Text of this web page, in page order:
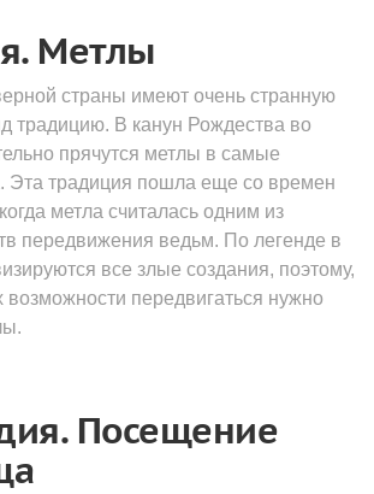
Метлы
страны имеют очень странную
традицию. В канун Рождества во
прячутся метлы в самые
Эта традиция пошла еще со времен
метла считалась одним из
передвижения ведьм. По легенде в
все злые создания, поэтому,
возможности передвигаться нужно
Посещение